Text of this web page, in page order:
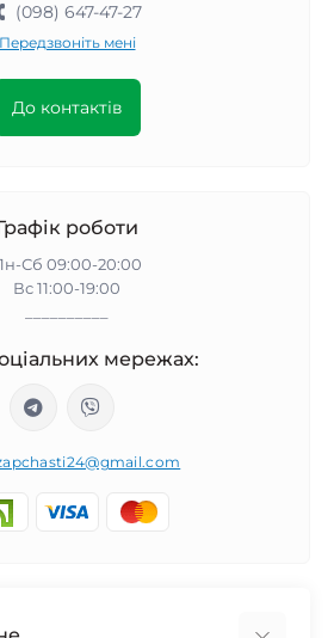
(098) 647-47-27
Передзвоніть мені
До контактів
роботи
Сб 09:00-20:00
Вс 11:00-19:00
мережах: